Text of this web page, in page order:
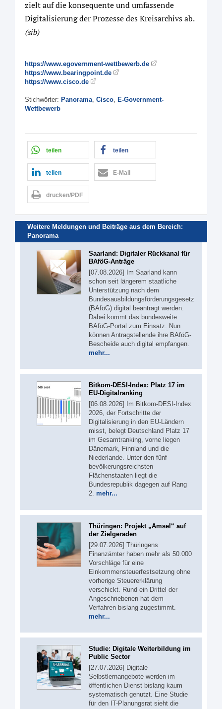
zielt auf die konsequente und umfassende
Digitalisierung der Prozesse des Kreisarchivs ab.
(sib)
https://www.egovernment-wettbewerb.de
https://www.bearingpoint.de
https://www.cisco.de
Stichwörter: Panorama, Cisco, E-Government-
Wettbewerb
teilen teilen
teilen E-Mail
drucken/PDF
Weitere Meldungen und Beiträge aus dem Bereich:
Panorama
Saarland: Digitaler Rückkanal für
BAföG-Anträge
[07.08.2026] Im Saarland kann
schon seit längerem staatliche
Unterstützung nach dem
Bundesausbildungsförderungsgesetz
(BAföG) digital beantragt werden.
Dabei kommt das bundesweite
BAföG-Portal zum Einsatz. Nun
können Antragstellende ihre BAföG-
Bescheide auch digital empfangen.
mehr...
Bitkom-DESI-Index: Platz 17 im
EU-Digitalranking
[06.08.2026] Im Bitkom-DESI-Index
2026, der Fortschritte der
Digitalisierung in den EU-Ländern
misst, belegt Deutschland Platz 17
im Gesamtranking, vorne liegen
Dänemark, Finnland und die
Niederlande. Unter den fünf
bevölkerungsreichsten
Flächenstaaten liegt die
Bundesrepublik dagegen auf Rang
2. mehr...
Thüringen: Projekt „Amsel“ auf
der Zielgeraden
[29.07.2026] Thüringens
Finanzämter haben mehr als 50.000
Vorschläge für eine
Einkommensteuerfestsetzung ohne
vorherige Steuererklärung
verschickt. Rund ein Drittel der
Angeschriebenen hat dem
Verfahren bislang zugestimmt.
mehr...
Studie: Digitale Weiterbildung im
Public Sector
[27.07.2026] Digitale
Selbstlernangebote werden im
öffentlichen Dienst bislang kaum
systematisch genutzt. Eine Studie
für den IT-Planungsrat sieht die